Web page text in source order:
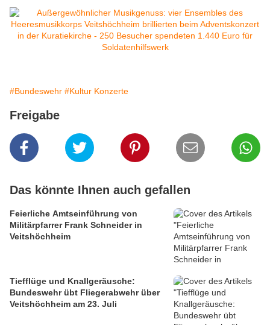
#Bundeswehr #Kultur Konzerte
Freigabe
Das könnte Ihnen auch gefallen
Feierliche Amtseinführung von
Militärpfarrer Frank Schneider in
Veitshöchheim
Tiefflüge und Knallgeräusche:
Bundeswehr übt Fliegerabwehr über
Veitshöchheim am 23. Juli